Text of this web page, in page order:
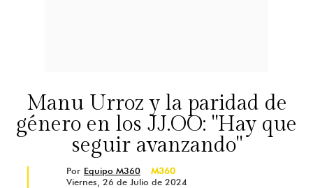
Manu Urroz y la paridad de
género en los JJ.OO: "Hay que
seguir avanzando"
Por Equipo M360
M360
Viernes, 26 de Julio de 2024